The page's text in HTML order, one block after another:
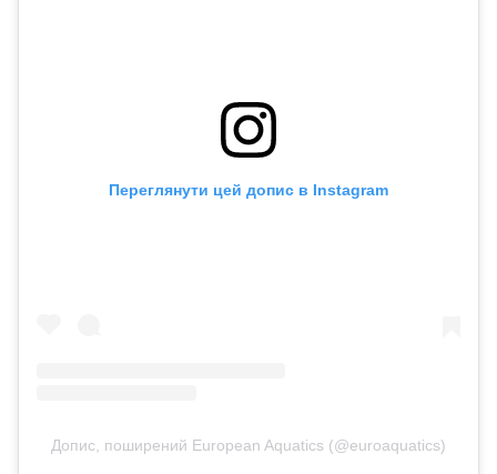
Переглянути цей допис в Instagram
Допис, поширений European Aquatics (@euroaquatics)